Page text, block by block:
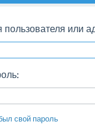
пользователя или
свой пароль